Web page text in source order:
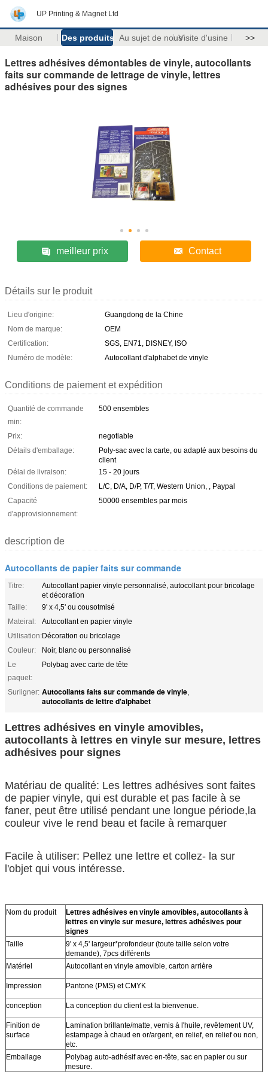
UP Printing & Magnet Ltd
Maison Des produits Au sujet de nousVisite d'usine >>
Lettres adhésives démontables de vinyle, autocollants
faits sur commande de lettrage de vinyle, lettres
adhésives pour des signes
meilleur prix Contact
Détails sur le produit
Lieu d'origine:
Guangdong de la Chine
Nom de marque:
OEM
Certification:
SGS, EN71, DISNEY, ISO
Numéro de modèle:
Autocollant d'alphabet de vinyle
Conditions de paiement et expédition
Quantité de commande
min:
500 ensembles
Prix:
negotiable
Détails d'emballage:
Poly-sac avec la carte, ou adapté aux besoins du
client
Délai de livraison:
15 - 20 jours
Conditions de paiement:
L/C, D/A, D/P, T/T, Western Union, , Paypal
Capacité
d'approvisionnement:
50000 ensembles par mois
description de
Autocollants de papier faits sur commande
Titre:
Autocollant papier vinyle personnalisé, autocollant pour bricolage
et décoration
Taille:
9' x 4,5' ou cousotmisé
Mateiral:
Autocollant en papier vinyle
Utilisation:Décoration ou bricolage
Couleur:
Noir, blanc ou personnalisé
Le
paquet:
Polybag avec carte de tête
Surligner: Autocollants faits sur commande de vinyle,
autocollants de lettre d'alphabet
Lettres adhésives en vinyle amovibles,
autocollants à lettres en vinyle sur mesure, lettres
adhésives pour signes
Matériau de qualité: Les lettres adhésives sont faites
de papier vinyle, qui est durable et pas facile à se
faner, peut être utilisé pendant une longue période,la
couleur vive le rend beau et facile à remarquer
Facile à utiliser: Pellez une lettre et collez- la sur
l'objet qui vous intéresse.
Nom du produit
Lettres adhésives en vinyle amovibles, autocollants à
lettres en vinyle sur mesure, lettres adhésives pour
signes
Taille
9' x 4,5' largeur*profondeur (toute taille selon votre
demande), 7pcs différents
Matériel
Autocollant en vinyle amovible, carton arrière
Impression Pantone (PMS) et CMYK
conception La conception du client est la bienvenue.
Finition de
surface
Lamination brillante/matte, vernis à l'huile, revêtement UV,
estampage à chaud en or/argent, en relief, en relief ou non,
etc.
Emballage
Polybag auto-adhésif avec en-tête, sac en papier ou sur
mesure.